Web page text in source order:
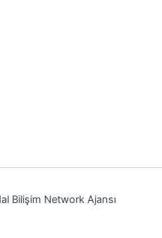
Bilişim Network Ajansı